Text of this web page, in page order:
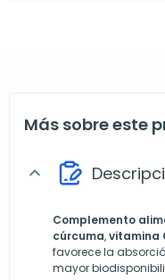
Más sobre este
expand_more
Complemento
cúrcuma,vitamina
favorece la
mayor